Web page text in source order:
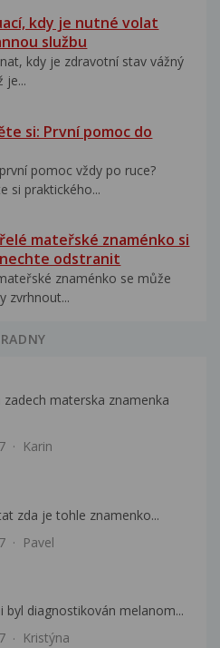
kdy je nutné volat
službu
kdy je zdravotní stav vážný
je...
si: První pomoc do
pomoc vždy po ruce?
si praktického...
mateřské znaménko si
odstranit
znaménko se může
zvrhnout...
materska znamenka
Karin
zda je tohle znamenko...
Pavel
diagnostikován melanom...
Kristýna